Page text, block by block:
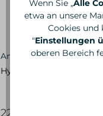
Annemarie Börlind
Hyaluron Augenpads,
22,95 €*
Wenn Sie „Alle
etwa an unsere
Cookies und
"Einstellungen
oberen Bereich